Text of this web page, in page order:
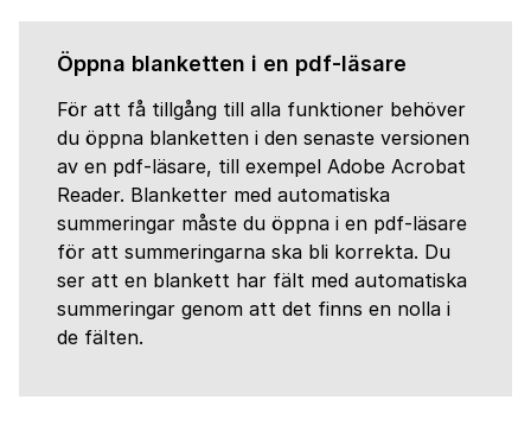
Öppna blanketten i en pdf-läsare
För att få tillgång till alla funktioner behöver
du öppna blanketten i den senaste versionen
av en pdf-läsare, till exempel Adobe Acrobat
Reader. Blanketter med automatiska
summeringar måste du öppna i en pdf-läsare
för att summeringarna ska bli korrekta. Du
ser att en blankett har fält med automatiska
summeringar genom att det finns en nolla i
de fälten.